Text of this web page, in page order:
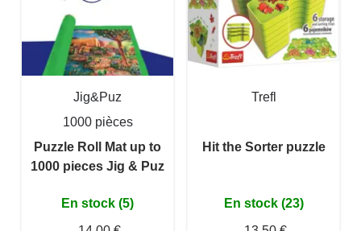
Jig&Puz
1000 pièces
Puzzle Roll Mat up to
1000 pieces Jig & Puz
En stock (5)
Trefl
Hit the Sorter puzzle
En stock (23)